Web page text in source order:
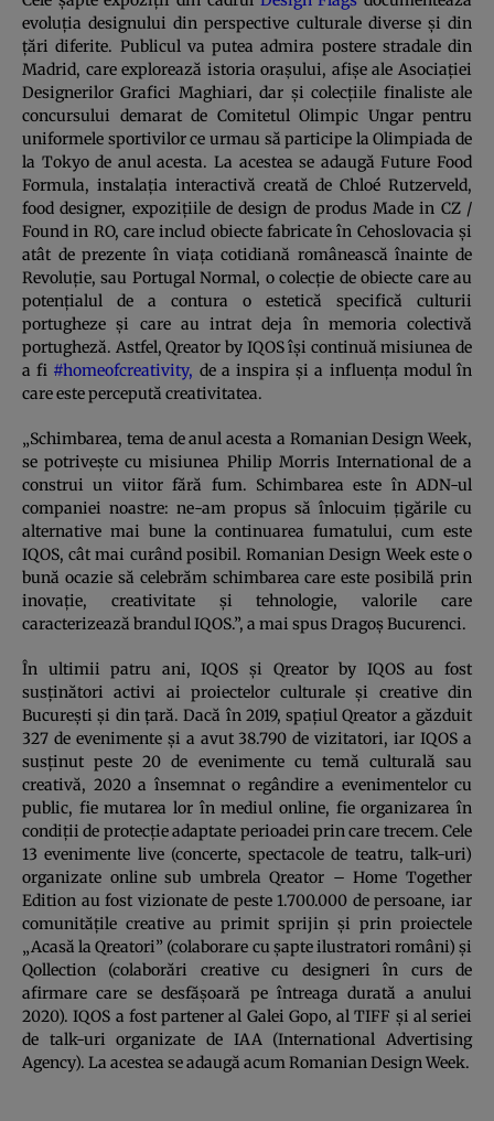
evoluția designului din perspective culturale diverse și din
țări diferite. Publicul va putea admira postere stradale din
Madrid, care explorează istoria orașului, afișe ale Asociației
Designerilor Grafici Maghiari, dar și colecțiile finaliste ale
concursului demarat de Comitetul Olimpic Ungar pentru
uniformele sportivilor ce urmau să participe la Olimpiada de
la Tokyo de anul acesta. La acestea se adaugă Future Food
Formula, instalația interactivă creată de Chloé Rutzerveld,
food designer, expozițiile de design de produs Made in CZ /
Found in RO, care includ obiecte fabricate în Cehoslovacia și
atât de prezente în viața cotidiană românească înainte de
Revoluție, sau Portugal Normal, o colecție de obiecte care au
potențialul de a contura o estetică specifică culturii
portugheze și care au intrat deja în memoria colectivă
portugheză. Astfel, Qreator by IQOS își continuă misiunea de
a fi #homeofcreativity, de a inspira și a influența modul în
care este percepută creativitatea.
„Schimbarea, tema de anul acesta a Romanian Design Week,
se potrivește cu misiunea Philip Morris International de a
construi un viitor fără fum. Schimbarea este în ADN-ul
companiei noastre: ne-am propus să înlocuim țigările cu
alternative mai bune la continuarea fumatului, cum este
IQOS, cât mai curând posibil. Romanian Design Week este o
bună ocazie să celebrăm schimbarea care este posibilă prin
inovație, creativitate și tehnologie, valorile care
caracterizează brandul IQOS.”, a mai spus Dragoș Bucurenci.
În ultimii patru ani, IQOS și Qreator by IQOS au fost
susținători activi ai proiectelor culturale și creative din
București și din țară. Dacă în 2019, spațiul Qreator a găzduit
327 de evenimente și a avut 38.790de vizitatori, iar IQOS a
susținut peste 20 de evenimente cu temă culturală sau
creativă, 2020 a însemnat o regândire a evenimentelor cu
public, fie mutarea lor în mediul online, fie organizarea în
condiții de protecție adaptate perioadei prin care trecem. Cele
13 evenimente live (concerte, spectacole de teatru, talk-uri)
organizate online sub umbrela Qreator – Home Together
Edition au fost vizionate de peste 1.700.000 de persoane, iar
comunitățile creative au primit sprijin și prin proiectele
„Acasă la Qreatori” (colaborare cu șapte ilustratori români) și
Qollection (colaborări creative cu designeri în curs de
afirmare care se desfășoară pe întreaga durată a anului
2020). IQOS a fost partener al Galei Gopo, al TIFF și al seriei
de talk-uri organizate de IAA (International Advertising
Agency). La acestea se adaugă acum Romanian Design Week.